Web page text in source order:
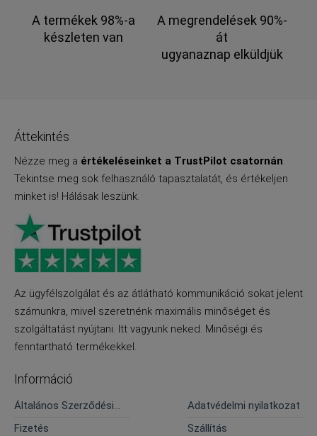
A termékek 98%-a
készleten van
A megrendelések 90%-
át
ugyanaznap elküldjük
Áttekintés
Nézze meg a értékeléseinket a TrustPilot csatornán.
Tekintse meg sok felhasználó tapasztalatát, és értékeljen
minket is! Hálásak leszünk.
Az ügyfélszolgálat és az átlátható kommunikáció sokat jelent
számunkra, mivel szeretnénk maximális minőséget és
szolgáltatást nyújtani. Itt vagyunk neked. Minőségi és
fenntartható termékekkel.
Információ
Általános Szerződési
Adatvédelmi nyilatkozat
Fizetés
Szállítás